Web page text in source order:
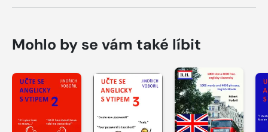
Mohlo by se vám také líbit